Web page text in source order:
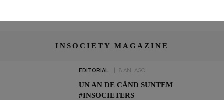
INSOCIETY MAGAZINE
EDITORIAL 8 ANI AGO
UN AN DE CÂND SUNTEM
#INSOCIETERS